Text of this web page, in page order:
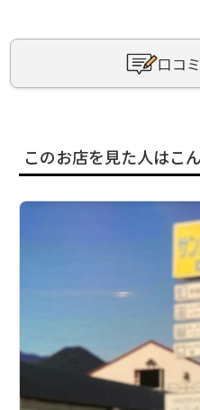
口コ
このお店を見た人はこ